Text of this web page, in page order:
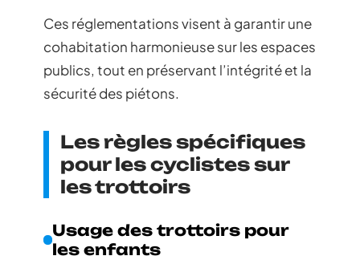
Ces réglementations visent à garantir une
cohabitation harmonieuse sur les espaces
publics, tout en préservant l’intégrité et la
sécurité des piétons.
Les règles spécifiques
pour les cyclistes sur
les trottoirs
Usage des trottoirs pour
les enfants